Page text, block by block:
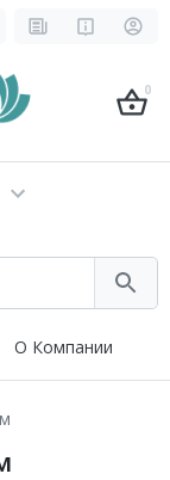
0
О Компании